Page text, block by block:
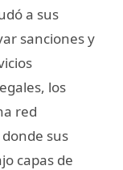
a sus
sanciones y
los
red
sus
capas de